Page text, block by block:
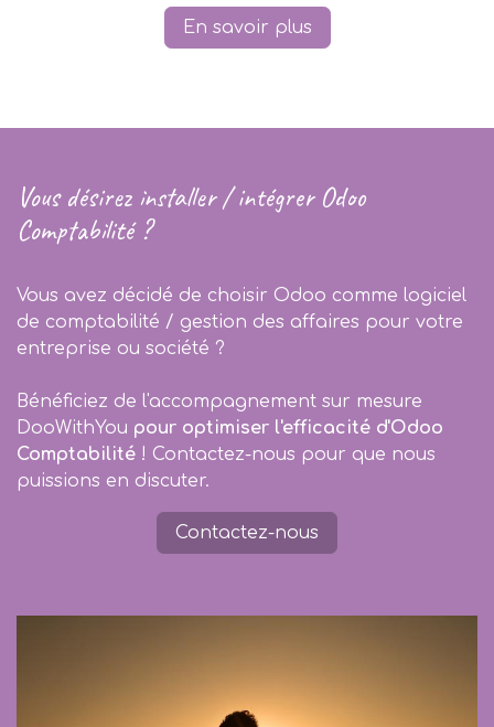
En savoir plus
Vous désirez installer / intégrer Odoo
Comptabilité ?
Vous avez décidé de choisir Odoo comme logiciel
de comptabilité / gestion des affaires pour votre
entreprise ou société ?
Bénéficiez de l'accompagnement sur mesure
DooWithYou pour optimiser l'efficacité d'Odoo
Comptabilité ! Contactez-nous pour que nous
puissions en discuter.
Contactez-nous